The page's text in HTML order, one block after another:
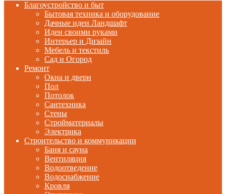
Благоустройство и быт
Бытовая техника и оборудование
Дачные идеи Ландшафт
Идеи своими руками
Интерьер и Дизайн
Мебель и текстиль
Сад и Огород
Ремонт
Окна и двери
Пол
Потолок
Сантехника
Стены
Стройматериалы
Электрика
Строительство и коммуникации
Баня и сауна
Вентиляция
Водоотведение
Водоснабжение
Кровля